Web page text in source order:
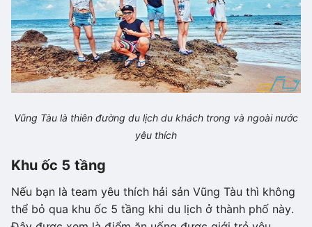
Vũng Tàu là thiên đường du lịch du khách trong và ngoài nước
yêu thích
Khu ốc 5 tầng
Nếu bạn là team yêu thích hải sản Vũng Tàu thì không
thể bỏ qua khu ốc 5 tầng khi du lịch ở thành phố này.